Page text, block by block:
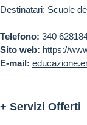
Destinatari: Scuole
Telefono: 340
Sito web: https://
E-mail:
+ Servizi Offerti